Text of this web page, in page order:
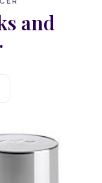
and